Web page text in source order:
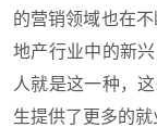
的营销领域也在
地产行业中的新
人就是这一种，
生提供了更多的就